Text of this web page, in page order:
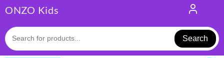
to
content
ONZO Kids
Search